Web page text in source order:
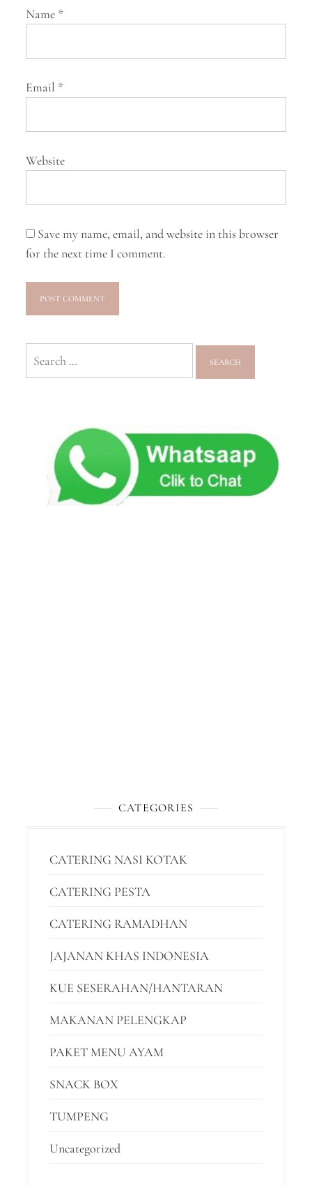
Name *
Email *
Website
Save my name, email, and website in this browser
for the next time I comment.
CATEGORIES
CATERING NASI KOTAK
CATERING PESTA
CATERING RAMADHAN
JAJANAN KHAS INDONESIA
KUE SESERAHAN/HANTARAN
MAKANAN PELENGKAP
PAKET MENU AYAM
SNACK BOX
TUMPENG
Uncategorized